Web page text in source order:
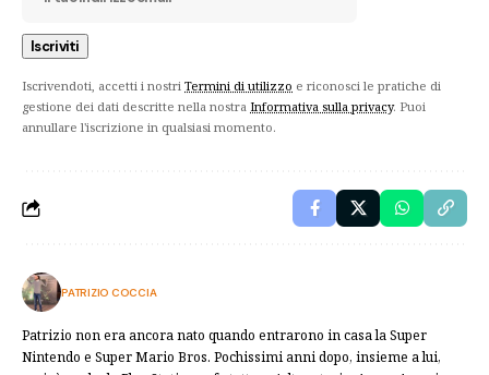
Iscrivendoti, accetti i nostri Termini di utilizzo e riconosci le pratiche di
gestione dei dati descritte nella nostra Informativa sulla privacy. Puoi
annullare l'iscrizione in qualsiasi momento.
PATRIZIO COCCIA
Patrizio non era ancora nato quando entrarono in casa la Super
Nintendo e Super Mario Bros. Pochissimi anni dopo, insieme a lui,